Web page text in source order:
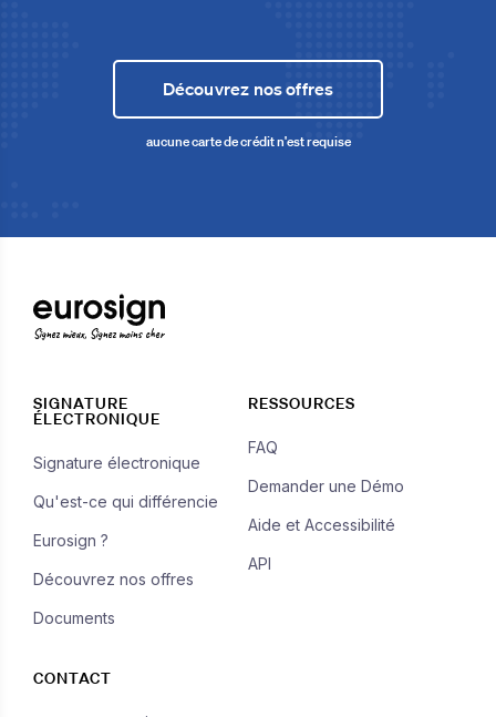
Découvrez nos offres
aucune carte de crédit n'est requise
Signez mieux, Signez moins cher
SIGNATURE
ÉLECTRONIQUE
Signature électronique
Qu'est-ce qui différencie
Eurosign ?
Découvrez nos offres
Documents
RESSOURCES
FAQ
Demander une Démo
Aide et Accessibilité
API
CONTACT